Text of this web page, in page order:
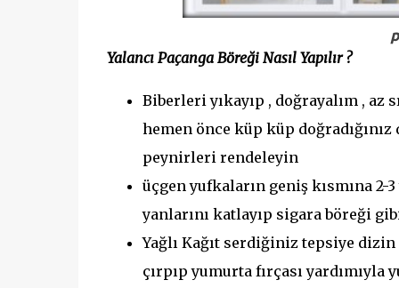
Yalancı Paçanga Böreği Nasıl Yapılır ?
Biberleri yıkayıp , doğrayalım , az
hemen önce küp küp
peynirleri rendeleyin
üçgen yufkaların geniş kısmına
yanlarını katlayıp sigara böreği
Yağlı Kağıt serdiğiniz tepsiye
çırpıp yumurta fırçası